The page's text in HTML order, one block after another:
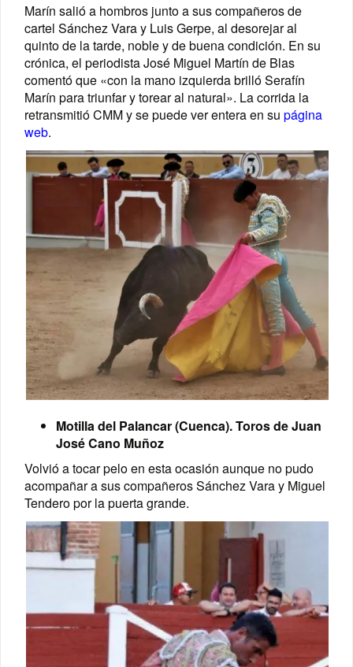
Marín salió a hombros junto a sus compañeros de
cartel Sánchez Vara y Luis Gerpe, al desorejar al
quinto de la tarde, noble y de buena condición. En su
crónica, el periodista José Miguel Martín de Blas
comentó que «con la mano izquierda brilló Serafín
Marín para triunfar y torear al natural». La corrida la
retransmitió CMM y se puede ver entera en su página
web.
Motilla del Palancar (Cuenca). Toros de Juan
José Cano Muñoz
Volvió a tocar pelo en esta ocasión aunque no pudo
acompañar a sus compañeros Sánchez Vara y Miguel
Tendero por la puerta grande.